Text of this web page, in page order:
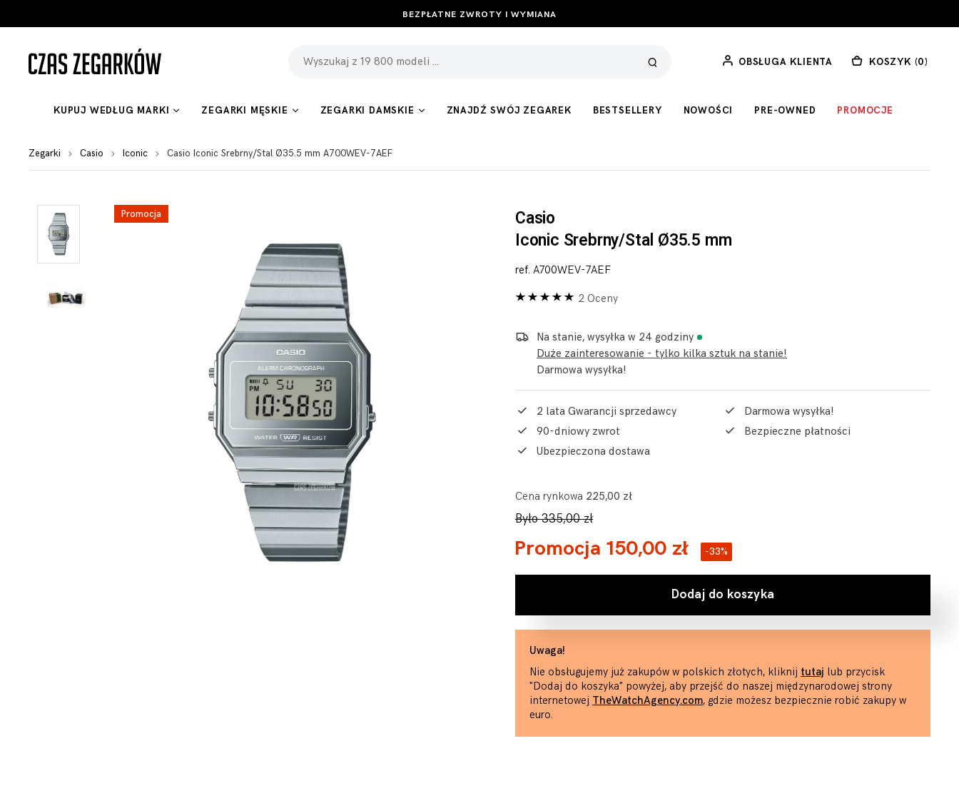
BEZPŁATNE ZWROTY I WYMIANA
OBSŁUGA KLIENTA KOSZYK (0)
KUPUJ WEDŁUG MARKI ZEGARKI MĘSKIE ZEGARKI DAMSKIE ZNAJDŹ SWÓJ ZEGAREK BESTSELLERY NOWOŚCI PRE-OWNED PROMOCJE
Zegarki Casio Iconic Casio Iconic Srebrny/Stal Ø35.5 mm A700WEV-7AEF
Promocja
Casio
Iconic Srebrny/Stal Ø35.5 mm
ref. A700WEV-7AEF
2 Oceny
Na stanie, wysyłka w 24 godziny
Duże zainteresowanie - tylko kilka sztuk na stanie!
Darmowa wysyłka!
2 lata Gwarancji sprzedawcy
Darmowa wysyłka!
90-dniowy zwrot
Bezpieczne płatności
Ubezpieczona dostawa
Cena rynkowa 225,00 zł
Było 335,00 zł
Promocja 150,00 zł -33%
Dodaj do koszyka
Uwaga!
Nie obsługujemy już zakupów w polskich złotych, kliknij tutaj lub przycisk
"Dodaj do koszyka" powyżej, aby przejść do naszej międzynarodowej strony
internetowej TheWatchAgency.com, gdzie możesz bezpiecznie robić zakupy w
euro.